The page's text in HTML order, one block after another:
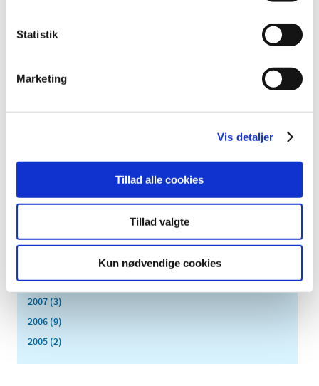
Statistik
Marketing
Vis detaljer
Tillad alle cookies
Tillad valgte
Kun nødvendige cookies
2020 (263)
2018 (150)
2014 (44)
2012 (44)
2010 (7)
2008 (8)
2007 (3)
2006 (9)
2005 (2)